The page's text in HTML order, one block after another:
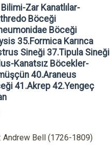
Zar Kanatlılar-
Böceği
Böceği
35.Formica Karınca
Sineği 37.Tipula Sineği
Kanatsız Böcekler-
40.Araneus
41.Akrep 42.Yengeç
Andrew Bell (1726-1809)